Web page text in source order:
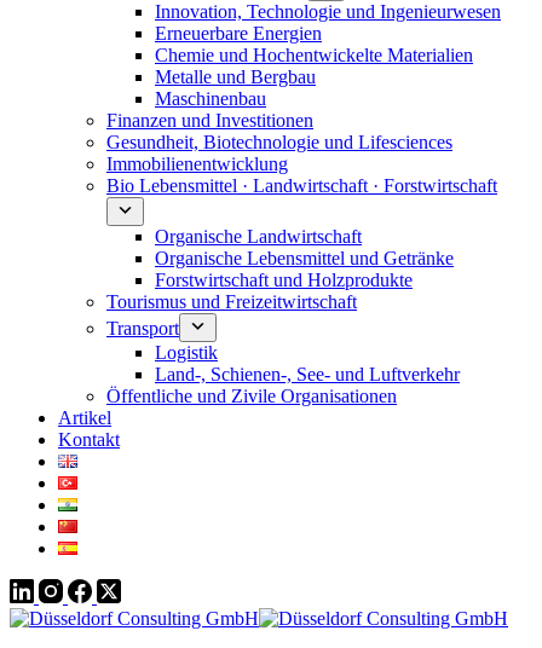
Innovation, Technologie und Ingenieurwesen
Erneuerbare Energien
Chemie und Hochentwickelte Materialien
Metalle und Bergbau
Maschinenbau
Finanzen und Investitionen
Gesundheit, Biotechnologie und Lifesciences
Immobilienentwicklung
Bio Lebensmittel · Landwirtschaft · Forstwirtschaft
Organische Landwirtschaft
Organische Lebensmittel und Getränke
Forstwirtschaft und Holzprodukte
Tourismus und Freizeitwirtschaft
Transport
Logistik
Land-, Schienen-, See- und Luftverkehr
Öffentliche und Zivile Organisationen
Artikel
Kontakt